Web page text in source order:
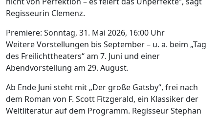
Regisseurin Clemenz.
Premiere: Sonntag, 31. Mai 2026, 16:00 Uhr
Weitere Vorstellungen bis September – u. a. beim „Tag
des Freilichttheaters“ am 7. Juni und einer
Abendvorstellung am 29. August.
Ab Ende Juni steht mit „Der große Gatsby“, frei nach
dem Roman von F. Scott Fitzgerald, ein Klassiker der
Weltliteratur auf dem Programm. Regisseur Stephan